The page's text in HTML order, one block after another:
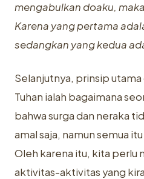
mengabulkan doaku,
Karena yang pertama
sedangkan yang kedua
Selanjutnya, prinsip
Tuhan ialah bagaimana
bahwa surga dan neraka
amal saja, namun semua
Oleh karena itu, kita perlu
aktivitas-aktivitas yang